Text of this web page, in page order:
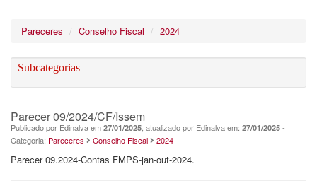
Pareceres Conselho Fiscal 2024
Subcategorias
Parecer 09/2024/CF/Issem
Publicado por Edinalva em 27/01/2025 , atualizado por Edinalva em: 27/01/2025 -
Categoria: Pareceres Conselho Fiscal 2024
Parecer 09.2024-Contas FMPS-jan-out-2024.